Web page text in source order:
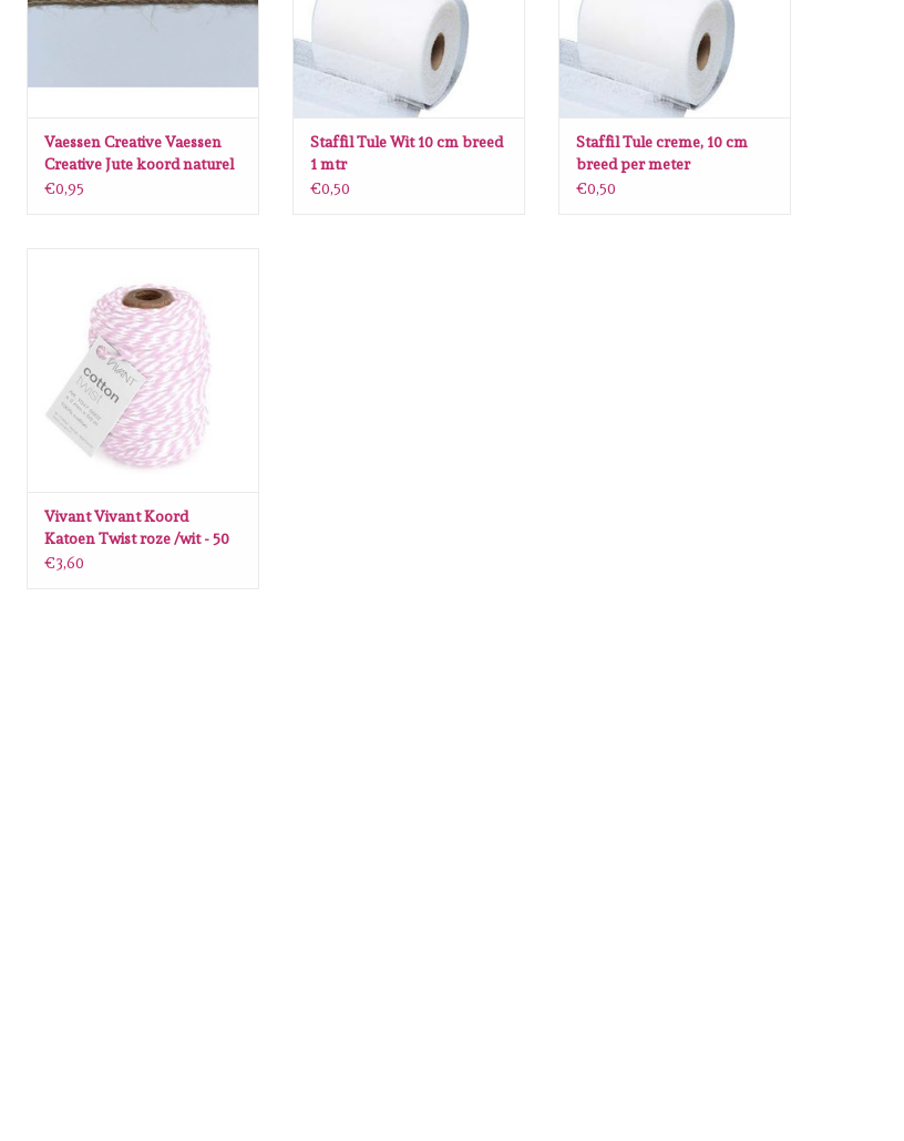
Vaessen Creative Vaessen
Creative Jute koord naturel
10mm per meter
€0,95
Staffil Tule Wit 10 cm breed
1 mtr
€0,50
Staffil Tule creme, 10 cm
breed per meter
€0,50
roze /wit - 50 MT 2MM
ZUM WARENKORB HINZUFÜGEN
Vivant Vivant Koord
Katoen Twist roze /wit - 50
MT 2MM
€3,60